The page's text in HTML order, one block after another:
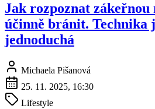
Jak rozpoznat
účinně bránit. Technika
jednoduchá
Michaela Pišanová
25. 11. 2025, 16:30
Lifestyle